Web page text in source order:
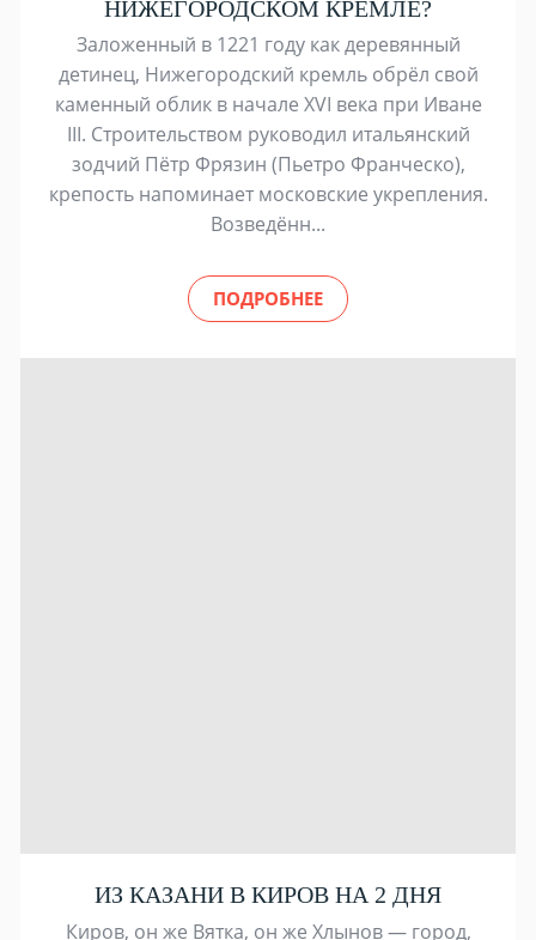
НИЖЕГОРОДСКОМ КРЕМЛЕ?
Заложенный в 1221 году как деревянный
детинец, Нижегородский кремль обрёл свой
каменный облик в начале XVI века при Иване
III. Строительством руководил итальянский
зодчий Пётр Фрязин (Пьетро Франческо),
крепость напоминает московские укрепления.
Возведённ...
ПОДРОБНЕЕ
ИЗ КАЗАНИ В КИРОВ НА 2 ДНЯ
Киров, он же Вятка, он же Хлынов — город,